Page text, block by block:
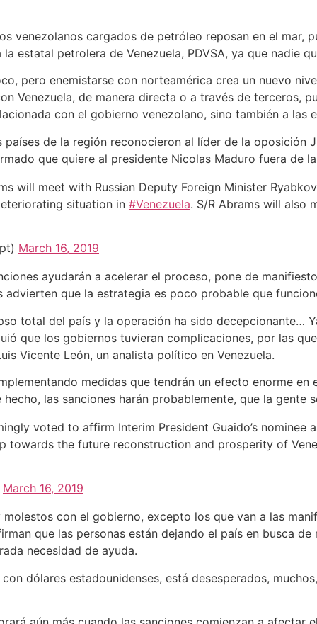
venezolanos cargados de petróleo reposan en el mar,
estatal petrolera de Venezuela, PDVSA, ya que nadie
pero enemistarse con norteamérica crea un nuevo
Venezuela, de manera directa o a través de terceros,
con el gobierno venezolano, sino también a las
de la región reconocieron al líder de la oposición
que quiere al presidente Nicolas Maduro fuera de
will meet with Russian Deputy Foreign Minister
situation in #Venezuela. S/R Abrams will also
March 16, 2019
ayudarán a acelerar el proceso, pone de
advierten que la estrategia es poco probable que
total del país y la operación ha sido decepcionante…
que los gobiernos tuvieran complicaciones, por las
Vicente León, un analista político en Venezuela.
medidas que tendrán un efecto enorme
las sanciones harán probablemente, que la gente
voted to affirm Interim President Guaido’s nominee
towards the future reconstruction and prosperity of
March 16, 2019
con el gobierno, excepto los que van a las
que las personas están dejando el país en busca
necesidad de ayuda.
dólares estadounidenses, está desesperados,